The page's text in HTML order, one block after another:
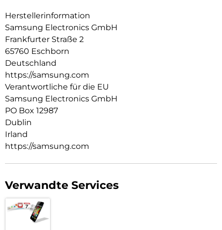
Herstellerinformation
Samsung Electronics GmbH
Frankfurter Straße 2
65760 Eschborn
Deutschland
https://samsung.com
Verantwortliche für die EU
Samsung Electronics GmbH
PO Box 12987
Dublin
Irland
https://samsung.com
Verwandte Services